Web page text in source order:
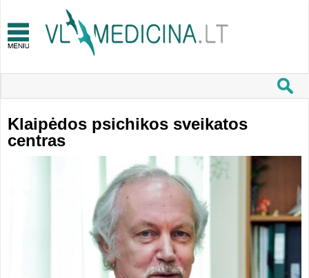
Klaipėdos psichikos sveikatos
centras